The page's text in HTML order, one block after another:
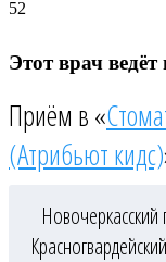
52
Этот врач
Приём в «
(Атрибьют кидс)
Новочеркасский
Красногвардейский